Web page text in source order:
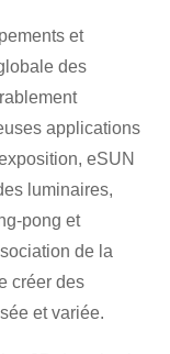
et
des
applications
eSUN
luminaires,
pong et
de la
créer des
et variée.